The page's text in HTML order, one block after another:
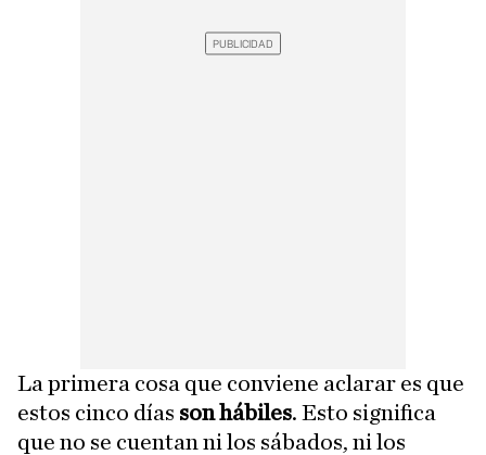
La primera cosa que conviene aclarar es que
estos cinco días son hábiles. Esto significa
que no se cuentan ni los sábados, ni los